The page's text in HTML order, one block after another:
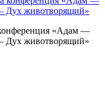
«Адам —
Дух животворящий»